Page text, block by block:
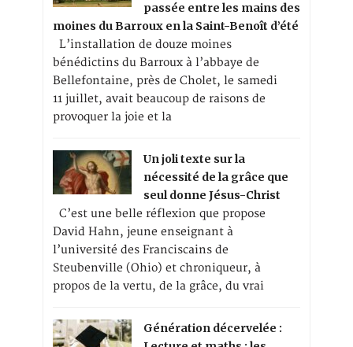
passée entre les mains des
moines du Barroux en la Saint-Benoît d’été
L’installation de douze moines
bénédictins du Barroux à l’abbaye de
Bellefontaine, près de Cholet, le samedi
11 juillet, avait beaucoup de raisons de
provoquer la joie et la
Un joli texte sur la
nécessité de la grâce que
seul donne Jésus-Christ
C’est une belle réflexion que propose
David Hahn, jeune enseignant à
l’université des Franciscains de
Steubenville (Ohio) et chroniqueur, à
propos de la vertu, de la grâce, du vrai
Génération décervelée :